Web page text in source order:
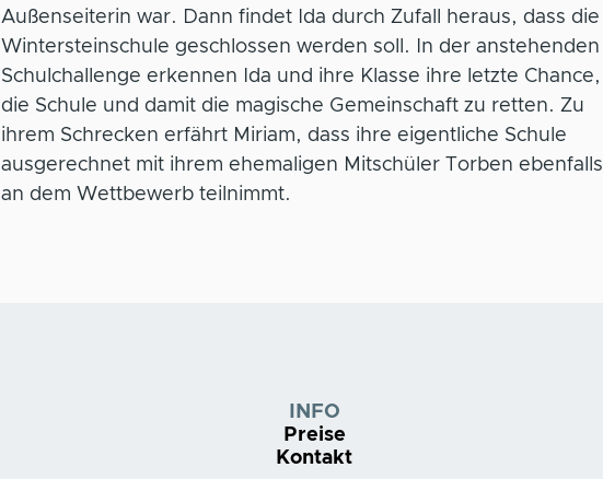
Außenseiterin war. Dann findet Ida durch Zufall heraus, dass die
Wintersteinschule geschlossen werden soll. In der anstehenden
Schulchallenge erkennen Ida und ihre Klasse ihre letzte Chance,
die Schule und damit die magische Gemeinschaft zu retten. Zu
ihrem Schrecken erfährt Miriam, dass ihre eigentliche Schule
ausgerechnet mit ihrem ehemaligen Mitschüler Torben ebenfalls
an dem Wettbewerb teilnimmt.
INFO
Preise
Kontakt